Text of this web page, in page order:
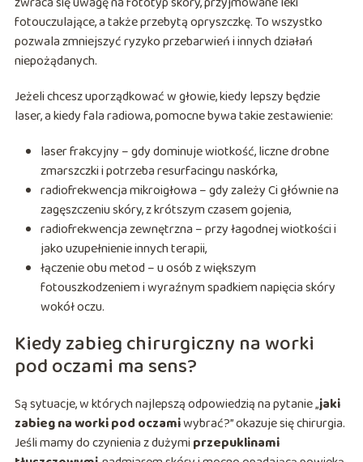
fotouczulające, a także przebytą opryszczkę. To wszystko
pozwala zmniejszyć ryzyko przebarwień i innych działań
niepożądanych.
Jeżeli chcesz uporządkować w głowie, kiedy lepszy będzie
laser, a kiedy fala radiowa, pomocne bywa takie zestawienie:
laser frakcyjny – gdy dominuje wiotkość, liczne drobne
zmarszczki i potrzeba resurfacingu naskórka,
radiofrekwencja mikroigłowa – gdy zależy Ci głównie na
zagęszczeniu skóry, z krótszym czasem gojenia,
radiofrekwencja zewnętrzna – przy łagodnej wiotkości i
jako uzupełnienie innych terapii,
łączenie obu metod – u osób z większym
fotouszkodzeniem i wyraźnym spadkiem napięcia skóry
wokół oczu.
Kiedy zabieg chirurgiczny na worki
pod oczami ma sens?
Są sytuacje, w których najlepszą odpowiedzią na pytanie „jaki
zabieg na worki pod oczamiwybrać?” okazuje się chirurgia.
Jeśli mamy do czynienia z dużymi przepuklinami